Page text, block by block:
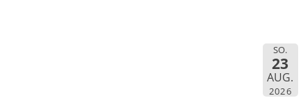
SO.
23
AUG.
2026